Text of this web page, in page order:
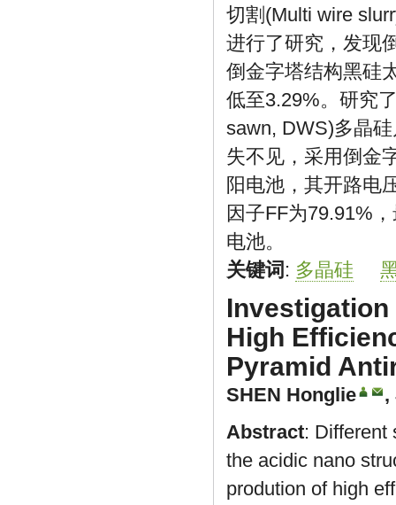
切割(Multi wire
进行了研究，发现
倒金字塔结构黑硅
低至3.29%。研究
sawn, DWS)多晶
失不见，采用倒金
阳电池，其开路电
因子FF为79.91%
电池。
关键词 : 多晶硅
High
Pyramid
SHEN Honglie ,
Abstract: Different
the acidic nano
prodution of high